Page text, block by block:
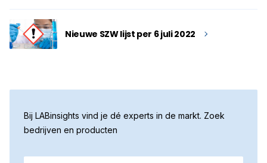
Nieuwe SZW lijst per 6 juli 2022
Bij LABinsights vind je dé experts in de markt. Zoek
bedrijven en producten